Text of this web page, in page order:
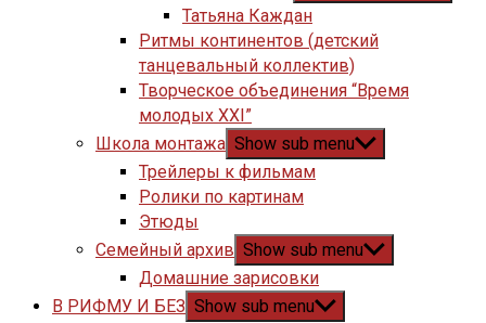
Татьяна Каждан
Ритмы континентов (детский
танцевальный коллектив)
Творческое объединения “Время
молодых XXI”
Школа монтажа Show sub menu
Трейлеры к фильмам
Ролики по картинам
Этюды
Семейный архив Show sub menu
Домашние зарисовки
В РИФМУ И БЕЗ Show sub menu